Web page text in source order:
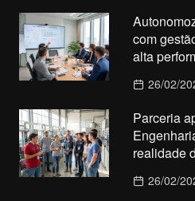
com
alta
26/02/
Parceria
realidade
26/02/